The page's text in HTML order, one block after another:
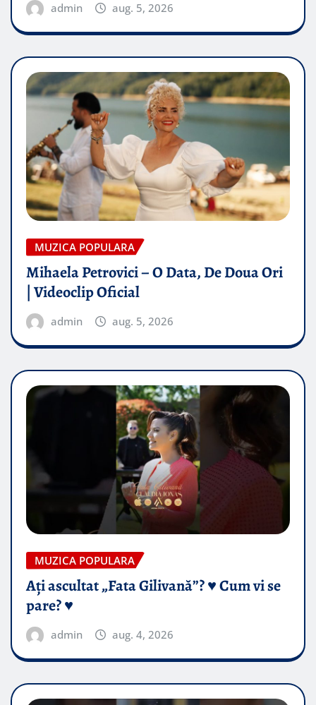
admin aug. 5, 2026
MUZICA POPULARA
Mihaela Petrovici – O Data, De Doua Ori
| Videoclip Oficial
admin aug. 5, 2026
MUZICA POPULARA
Ați ascultat „Fata Gilivană”? ♥️ Cum vi se
pare? ♥️
admin aug. 4, 2026